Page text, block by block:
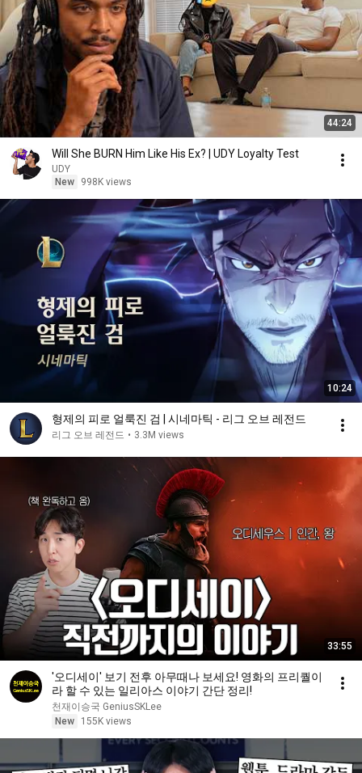
44:24
Will She BURN Him Like His Ex? | UDY Loyalty Test
UDY
New
998K views
10:24
형제의 피로 얼룩진 검 | 시네마틱 - 리그 오브 레전드
리그 오브 레전드 • 3.3M views
33:55
'오디세이' 보기 전후 아무때나 보세요! 영화의 프리퀄이
라 할 수 있는 일리아스 이야기 간단 정리!
천재이승국 GeniusSKLee
New
155K views